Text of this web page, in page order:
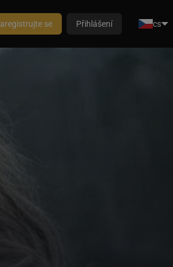
Zaregistrujte se Přihlášení cs